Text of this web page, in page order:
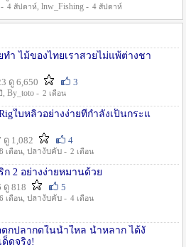
4 สัปดาห์, lnw_Fishing - 4 สัปดาห์
ำ ไม้ของไทยเราสวยไม่แพ้ต่างชา
ดู 6,650
3
, By_toto - 2 เดือน
ใบหลิวอย่างง่ายที่กำลังเป็นกระแ
ดู 1,082
4
8 เดือน, ปลางับคับ - 2 เดือน
ก 2 อย่างง่ายหมานด้วย
ดู 818
5
6 เดือน, ปลางับคับ - 4 เดือน
ตกปลากดในน้ำใหล น้ำหลาก ได้งั
ดจริง!